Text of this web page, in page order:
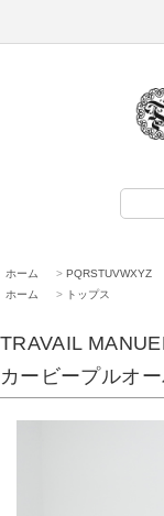
ホーム > PQRSTUVWXYZ
ホーム
> トップス
TRAVAIL
カービープルオ